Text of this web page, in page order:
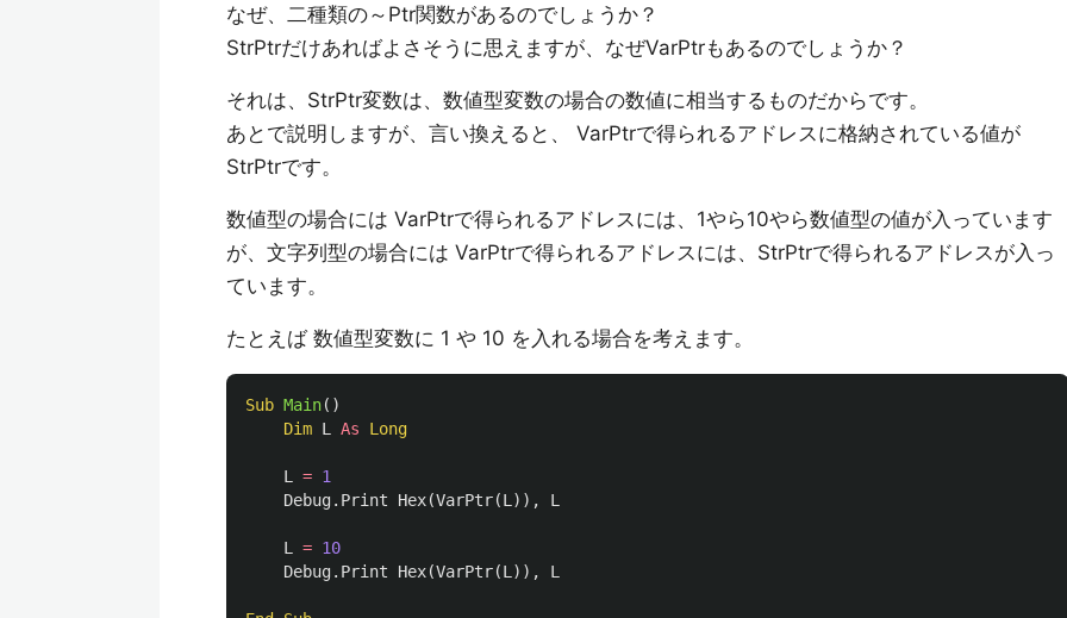
なぜ、二種類の～Ptr関数があるのでしょうか？
StrPtrだけあればよさそうに思えますが、なぜVarPtrもあるのでしょうか？
それは、StrPtr変数は、数値型変数の場合の数値に相当するものだからです。
あとで説明しますが、言い換えると、 VarPtrで得られるアドレスに格納されている値が
StrPtrです。
数値型の場合には VarPtrで得られるアドレスには、1やら10やら数値型の値が入っています
が、文字列型の場合には VarPtrで得られるアドレスには、StrPtrで得られるアドレスが入っ
ています。
たとえば 数値型変数に 1 や 10 を入れる場合を考えます。
Sub Main()
Dim L As Long
L = 1
Debug. Print Hex(VarPtr(L )), L
L = 10
Debug. Print Hex(VarPtr(L )), L